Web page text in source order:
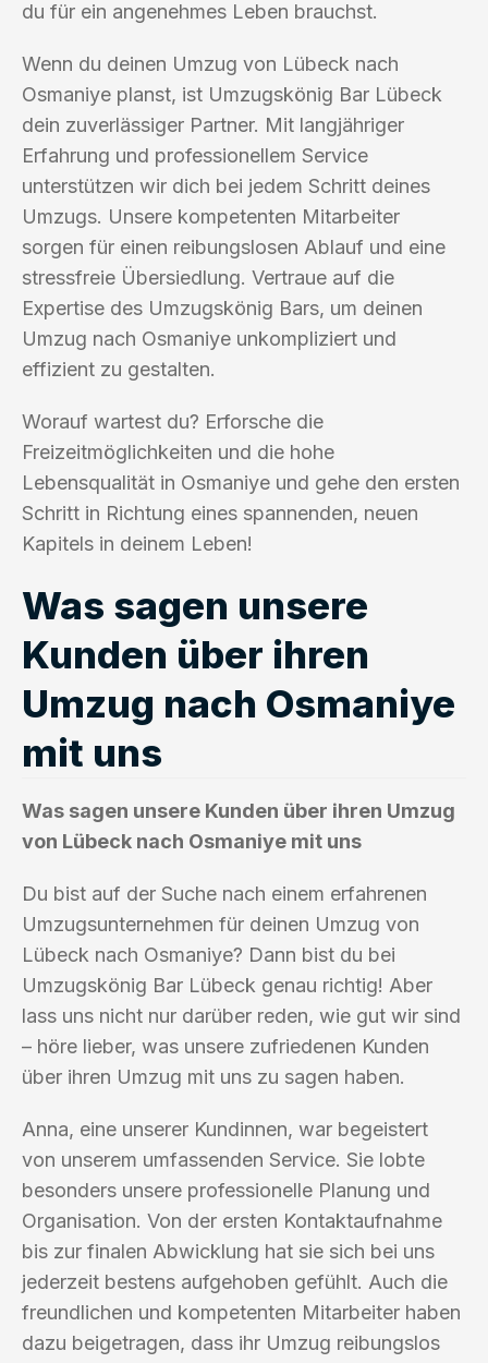
du für ein angenehmes Leben brauchst.
Wenn du deinen Umzug von Lübeck nach
Osmaniye planst, ist Umzugskönig Bar Lübeck
dein zuverlässiger Partner. Mit langjähriger
Erfahrung und professionellem Service
unterstützen wir dich bei jedem Schritt deines
Umzugs. Unsere kompetenten Mitarbeiter
sorgen für einen reibungslosen Ablauf und eine
stressfreie Übersiedlung. Vertraue auf die
Expertise des Umzugskönig Bars, um deinen
Umzug nach Osmaniye unkompliziert und
effizient zu gestalten.
Worauf wartest du? Erforsche die
Freizeitmöglichkeiten und die hohe
Lebensqualität in Osmaniye und gehe den ersten
Schritt in Richtung eines spannenden, neuen
Kapitels in deinem Leben!
Was sagen unsere
Kunden über ihren
Umzug nach Osmaniye
mit uns
Was sagen unsere Kunden über ihren Umzug
von Lübeck nach Osmaniye mit uns
Du bist auf der Suche nach einem erfahrenen
Umzugsunternehmen für deinen Umzug von
Lübeck nach Osmaniye? Dann bist du bei
Umzugskönig Bar Lübeck genau richtig! Aber
lass uns nicht nur darüber reden, wie gut wir sind
– höre lieber, was unsere zufriedenen Kunden
über ihren Umzug mit uns zu sagen haben.
Anna, eine unserer Kundinnen, war begeistert
von unserem umfassenden Service. Sie lobte
besonders unsere professionelle Planung und
Organisation. Von der ersten Kontaktaufnahme
bis zur finalen Abwicklung hat sie sich bei uns
jederzeit bestens aufgehoben gefühlt. Auch die
freundlichen und kompetenten Mitarbeiter haben
dazu beigetragen, dass ihr Umzug reibungslos